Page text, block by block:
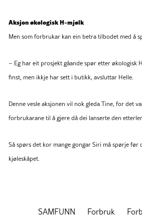
Aksjon økologisk H-mjølk
Men som forbrukar kan ein betra tilbodet med å
– Eg har eit prosjekt gåande spør etter økologisk
finst, men ikkje har sett i butikk, avsluttar Helle.
Denne vesle aksjonen vil nok gleda Tine, for det
forbrukarane til å gjere då dei lanserte den
Så spørs det kor mange gongar Siri må spørje før
kjøleskåpet.
SAMFUNN Forbruk